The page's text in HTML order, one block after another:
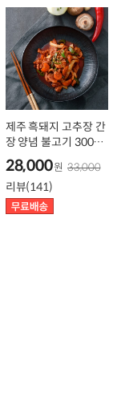
제주 흑돼지 고추장 간
장 양념 불고기 300g
10팩 5팩
28,000원 33,000
리뷰(141)